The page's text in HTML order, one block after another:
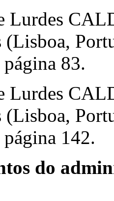
Lurdes
(Lisboa,
83.
Lurdes
(Lisboa,
142.
do